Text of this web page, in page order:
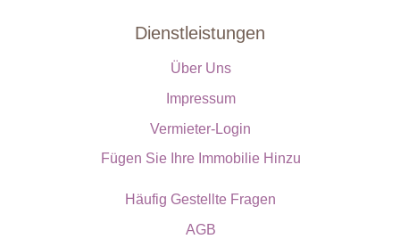
Dienstleistungen
Über Uns
Impressum
Vermieter-Login
Fügen Sie Ihre Immobilie Hinzu
Häufig Gestellte Fragen
AGB